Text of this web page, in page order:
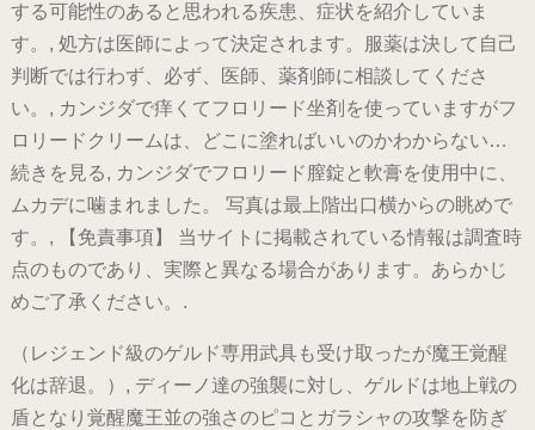
する可能性のあると思われる疾患、症状を紹介していま
す。, 処方は医師によって決定されます。服薬は決して自己
判断では行わず、必ず、医師、薬剤師に相談してくださ
い。, カンジダで痒くてフロリード坐剤を使っていますがフ
ロリードクリームは、どこに塗ればいいのかわからない…
続きを見る, カンジダでフロリード膣錠と軟膏を使用中に、
ムカデに噛まれました。 写真は最上階出口横からの眺めで
す。, 【免責事項】 当サイトに掲載されている情報は調査時
点のものであり、実際と異なる場合があります。あらかじ
めご了承ください。.
（レジェンド級のゲルド専用武具も受け取ったが魔王覚醒
化は辞退。）, ディーノ達の強襲に対し、ゲルドは地上戦の
盾となり覚醒魔王並の強さのピコとガラシャの攻撃を防ぎ